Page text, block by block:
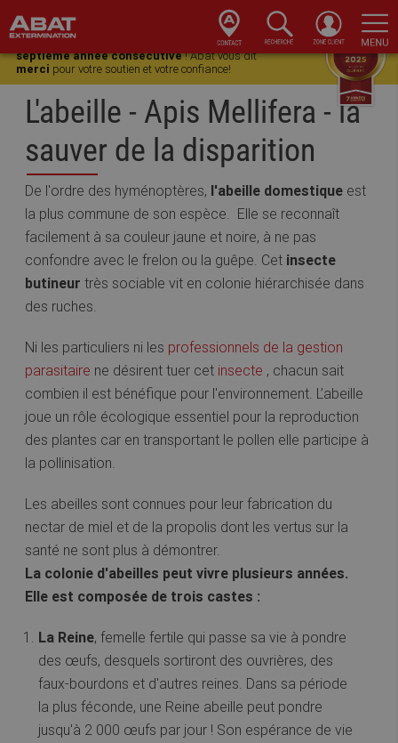
Skip
primary
navigation
Skip
main
content
Skip
primary
sidebar
Skip
footer
Gagnant du
Choix du Consommateur pour une
septième année consécutive! Abat vous dit
merci pour votre soutien et votre confiance!
L'abeille - Apis Mellifera - la
sauver de la disparition
De l'ordre des hyménoptères, l'abeille domestique est
la plus commune de son espèce. Elle se reconnaît
facilement à sa couleur jaune et noire, à ne pas
confondre avec le frelon ou la guêpe. Cet insecte
butineur très sociable vit en colonie hiérarchisée dans
des ruches.
Ni les particuliers ni les professionnels de la gestion
parasitaire ne désirent tuer cet insecte , chacun sait
combien il est bénéfique pour l'environnement. L’abeille
joue un rôle écologique essentiel pour la reproduction
des plantes car en transportant le pollen elle participe à
la pollinisation.
Les abeilles sont connues pour leur fabrication du
nectar de miel et de la propolis dont les vertus sur la
santé ne sont plus à démontrer.
La colonie d'abeilles peut vivre plusieurs années.
Elle est composée de trois castes :
La Reine, femelle fertile qui passe sa vie à pondre
des œufs, desquels sortiront des ouvrières, des
faux-bourdons et d'autres reines. Dans sa période
la plus féconde, une Reine abeille peut pondre
jusqu'à 2 000 œufs par jour ! Son espérance de vie